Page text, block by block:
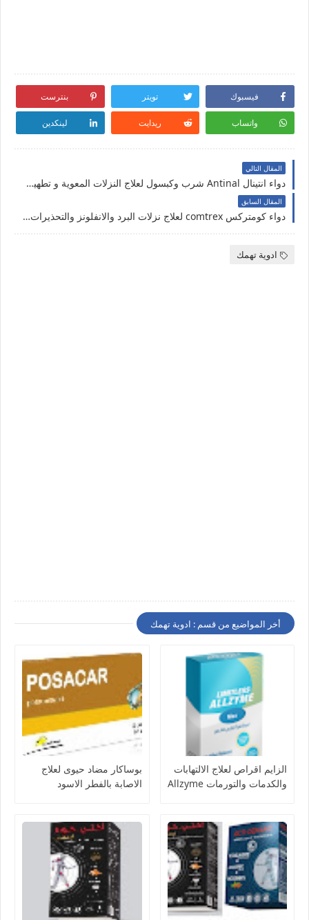
فيسبوك تويتر بنترست
واتساب ريدايت لينكدين
المقال التالي
دواء انتينال Antinal شرب وكبسول لعلاج النزلات المعوية و تطهير المعدة
المقال السابق
دواء كومتركس comtrex لعلاج نزلات البرد والانفلونز والتحذيرات الهامة منها
ادوية تهمك
أخر المواضيع من قسم : ادوية تهمك
الزايم اقراص لعلاج الالتهابات
والكدمات والتورمات Allzyme
بوساكار مضاد حيوى لعلاج
الاصابة بالفطر الاسود